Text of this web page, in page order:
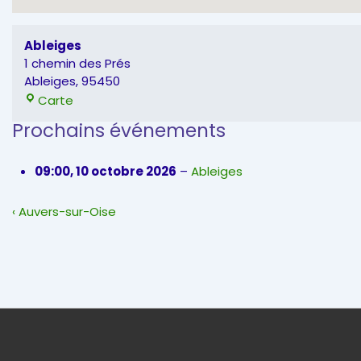
Ableiges
1 chemin des Prés
Ableiges,95450
Carte
Prochains événements
09:00,10 octobre 2026 – Ableiges
Navigation
Previous
‹ Auvers-sur-Oise